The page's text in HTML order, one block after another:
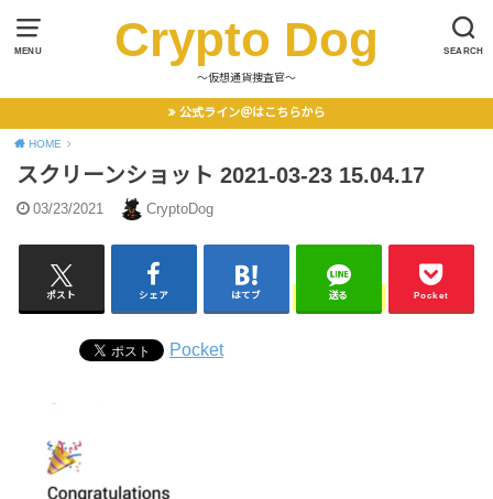
MENU SEARCH
Crypto Dog
〜仮想通貨捜査官〜
公式ライン＠はこちらから
HOME
スクリーンショット 2021-03-23 15.04.17
03/23/2021 CryptoDog
ポスト シェア はてブ 送る Pocket
Pocket